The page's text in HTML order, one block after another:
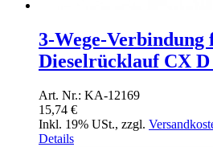
3-Wege-Verbindung
Dieselrücklauf CX D
Art. Nr.: KA-12169
15,74 €
Inkl. 19% USt., zzgl.
Details